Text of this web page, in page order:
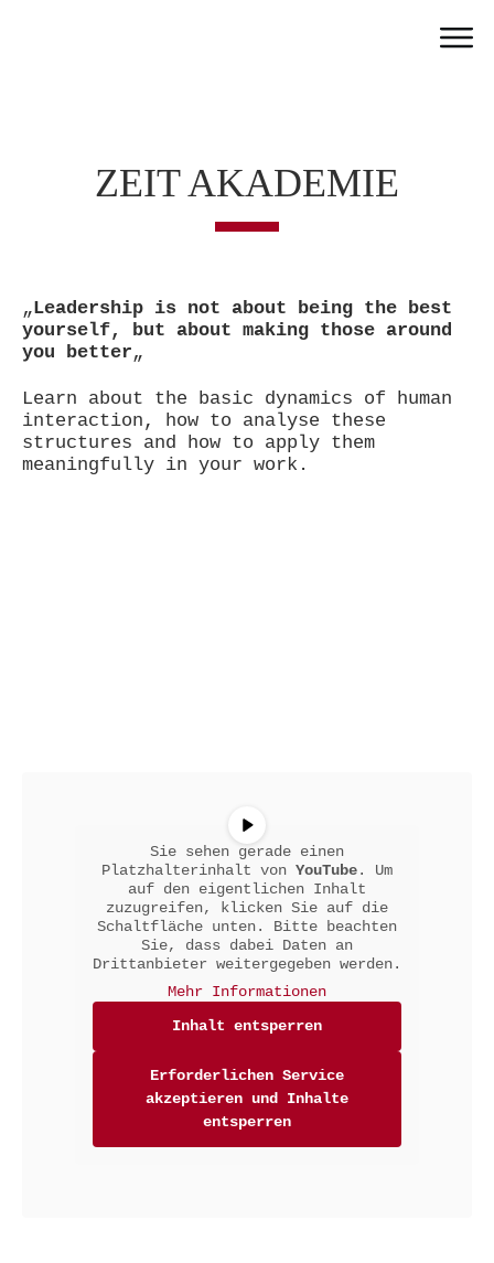
Jobs
ZEIT AKADEMIE
„Leadership is not about being the best
yourself, but about making those around
you better„
Learn about the basic dynamics of human
interaction, how to analyse these
structures and how to apply them
meaningfully in your work.
Sie sehen gerade einen
Platzhalterinhalt von YouTube. Um
auf den eigentlichen Inhalt
zuzugreifen, klicken Sie auf die
Schaltfläche unten. Bitte beachten
Sie, dass dabei Daten an
Drittanbieter weitergegeben werden.
Mehr Informationen
Inhalt entsperren
Erforderlichen Service
akzeptieren und Inhalte
entsperren